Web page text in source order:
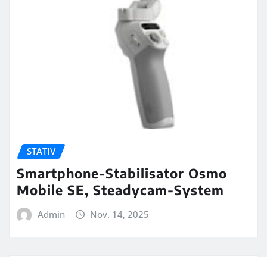
STATIV
Smartphone-Stabilisator Osmo
Mobile SE, Steadycam-System
Admin Nov. 14, 2025